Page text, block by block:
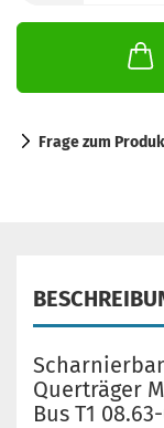
Frage zum
Querträger
Bus T1